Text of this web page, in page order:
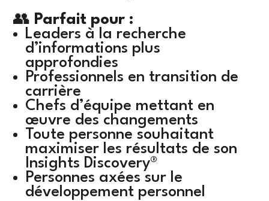
👥 Parfait pour :
Leaders à la recherche
d’informations plus
approfondies
Professionnels en transition de
carrière
Chefs d’équipe mettant en
œuvre des changements
Toute personne souhaitant
maximiser les résultats de son
Insights Discovery®
Personnes axées sur le
développement personnel